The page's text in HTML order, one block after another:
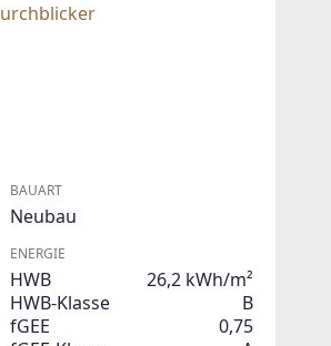
BAUART
Neubau
ENERGIE
HWB
26,2 kWh/m²
HWB-Klasse
B
fGEE
0,75